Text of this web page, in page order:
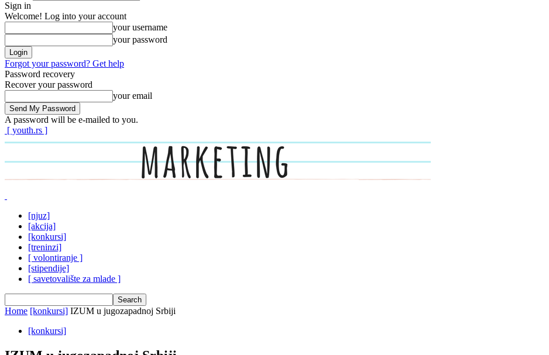
Sign in
Welcome! Log into your account
your username
your password
Forgot your password? Get help
Password recovery
Recover your password
your email
A password will be e-mailed to you.
[ youth.rs ]
[njuz]
[akcija]
[konkursi]
[treninzi]
[ volontiranje ]
[stipendije]
[ savetovalište za mlade ]
Home [konkursi] IZUM u jugozapadnoj Srbiji
[konkursi]